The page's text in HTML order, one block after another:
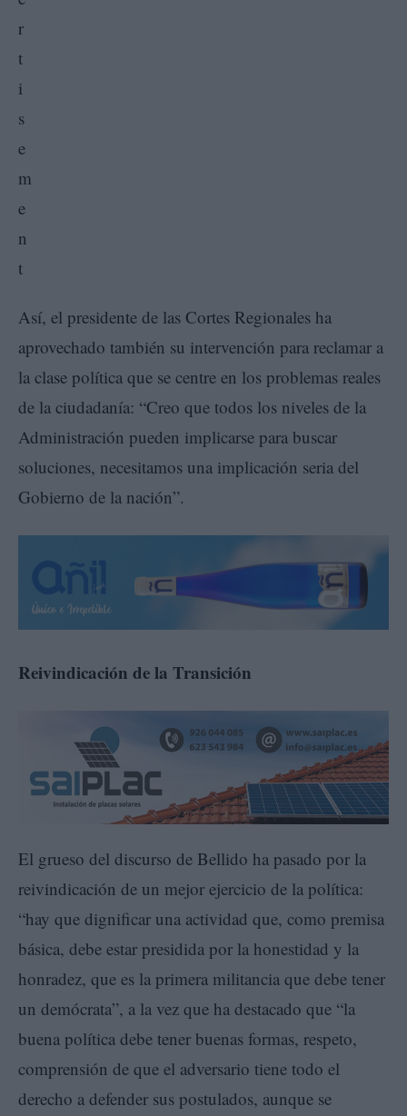
Así, el presidente de las Cortes Regionales ha
aprovechado también su intervención para reclamar a
la clase política que se centre en los problemas reales
de la ciudadanía: “Creo que todos los niveles de la
Administración pueden implicarse para buscar
soluciones, necesitamos una implicación seria del
Gobierno de la nación”.
Reivindicación de la Transición
El grueso del discurso de Bellido ha pasado por la
reivindicación de un mejor ejercicio de la política:
“hay que dignificar una actividad que, como premisa
básica, debe estar presidida por la honestidad y la
honradez, que es la primera militancia que debe tener
un demócrata”, a la vez que ha destacado que “la
buena política debe tener buenas formas, respeto,
comprensión de que el adversario tiene todo el
derecho a defender sus postulados, aunque se